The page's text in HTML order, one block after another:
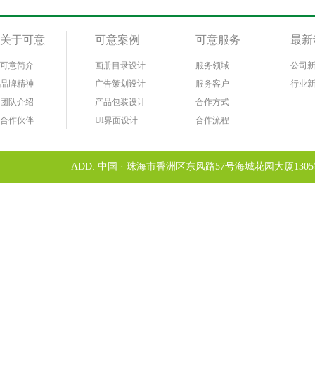
关于可意
可意简介
品牌精神
团队介绍
合作伙伴
可意案例
画册目录设计
广告策划设计
产品包装设计
UI界面设计
可意服务
服务领域
服务客户
合作方式
合作流程
最
公司
行业
ADD: 中国 · 珠海市香洲区东风路57号海城花园大厦